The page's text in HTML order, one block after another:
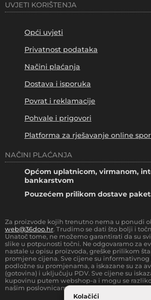
Kolačići
UVJETI KORIŠTENJA
Opći uvjeti
Privatnost podataka
Načini plaćanja
Dostava i isporuka
Povrat i reklamacije
Pohvale i prigovori
Platforma za rješavanje online
NAČINI PLAĆANJA
Općom uplatnicom, virmanom,
bankarstvom
Pouzećem prilikom dostave
Za proizvode kojih trenutno nema u ponudi
web@36doo.hr. Trudimo se dati što bolji i
Unatoč tome, ne možemo garantirati da su
slike u potpunosti točni. Ne odgovaramo za
nastale u opisu proizvoda, greške prilikom
promjene cijena. Sve cijene su informativnog
podložne su promjenama, a iskazane su za
(gotovina) i uključuju PDV. Sve cijene su
kupovinu putem webshop-a i mogu se
našim poslovnicama.